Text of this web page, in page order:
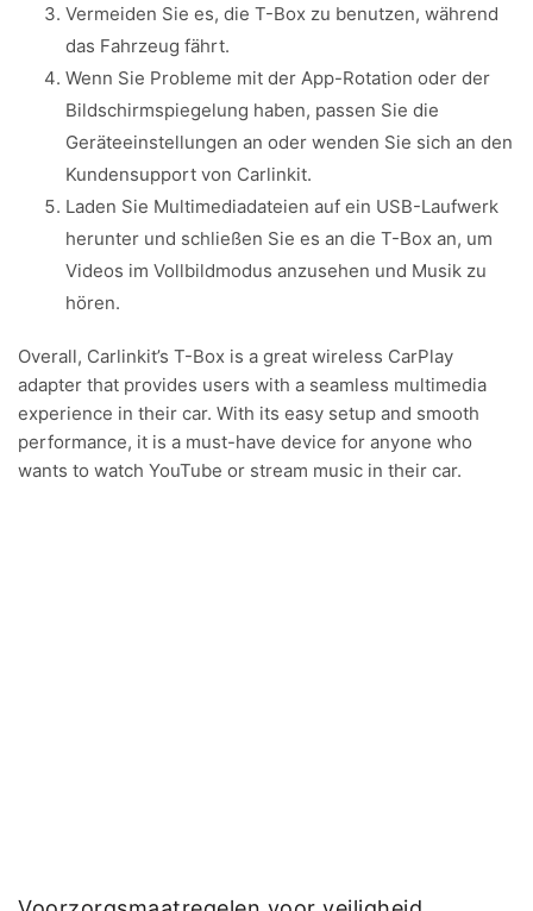
Vermeiden Sie es, die T-Box zu benutzen, während
das Fahrzeug fährt.
Wenn Sie Probleme mit der App-Rotation oder der
Bildschirmspiegelung haben, passen Sie die
Geräteeinstellungen an oder wenden Sie sich an den
Kundensupport von Carlinkit.
Laden Sie Multimediadateien auf ein USB-Laufwerk
herunter und schließen Sie es an die T-Box an, um
Videos im Vollbildmodus anzusehen und Musik zu
hören.
Overall, Carlinkit’s T-Box is a great wireless CarPlay
adapter that provides users with a seamless multimedia
experience in their car. With its easy setup and smooth
performance, it is a must-have device for anyone who
wants to watch YouTube or stream music in their car.